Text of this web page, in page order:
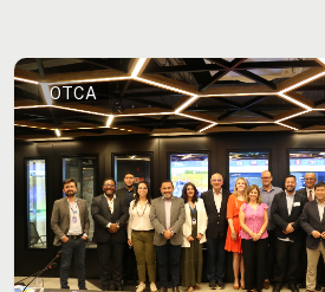
Reunión
entre
la
OTCA
el
Programa
Universitario
Amazónico
OTCA